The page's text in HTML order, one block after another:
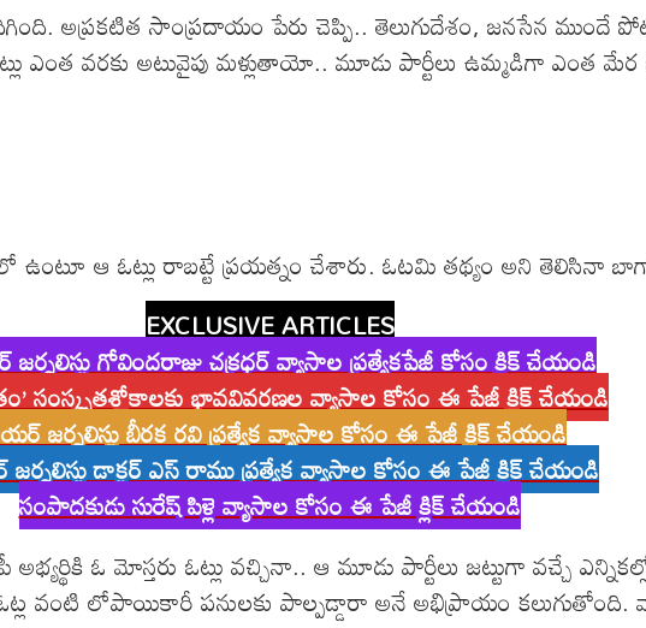
అప్రకటిత సాంప్రదాయం పేరు చెప్పి.. తెలుగుదేశం, జనసేన ముందే
ఎంత వరకు అటువైపు మళ్లుతాయో.. మూడు పార్టీలు ఉమ్మడిగా ఎంత మేర
ఆ ఓట్లు రాబట్టే ప్రయత్నం చేశారు. ఓటమి తథ్యం అని తెలిసినా
EXCLUSIVE ARTICLES
గోవిందరాజు చక్రధర్ వ్యాసాల ప్రత్యేకపేజీ కోసం క్లిక్ చేయండి
సంస్కృతశ్లోకాలకు భావవివరణల వ్యాసాల కోసం ఈ పేజీ క్లిక్ చేయండి
జర్నలిస్టు బీరక రవి ప్రత్యేక వ్యాసాల కోసం ఈ పేజీ క్లిక్ చేయండి
డాక్టర్ ఎస్ రాము ప్రత్యేక వ్యాసాల కోసం ఈ పేజీ క్లిక్ చేయండి
సంపాదకుడు సురేష్ పిళ్లె వ్యాసాల కోసం ఈ పేజీ క్లిక్ చేయండి
ఓ మోస్తరు ఓట్లు వచ్చినా.. ఆ మూడు పార్టీలు జట్టుగా వచ్చే
వంటి లోపాయికారీ పనులకు పాల్పడ్డారా అనే అభిప్రాయం